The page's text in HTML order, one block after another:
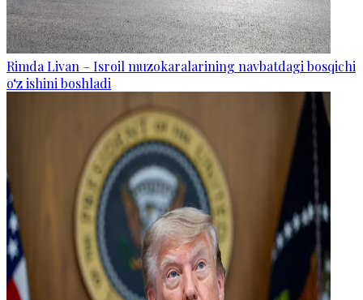
Rimda Livan – Isroil muzokaralarining navbatdagi bosqichi
o‘z ishini boshladi